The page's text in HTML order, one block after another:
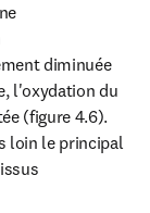
diminuée
l'oxydation du
(figure 4.6).
loin le principal